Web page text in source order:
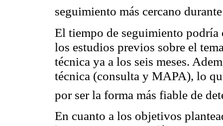
seguimiento más cercano
El tiempo de seguimiento
los estudios previos sobre el
técnica ya a los seis meses.
técnica (consulta y MAPA), lo
por ser la forma más fiable de
En cuanto a los objetivos